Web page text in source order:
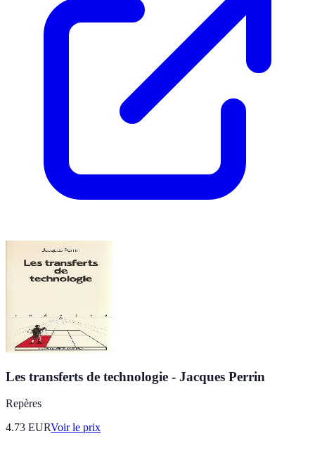
Les transferts de technologie - Jacques Perrin
Repères
4.73 EURVoir le prix